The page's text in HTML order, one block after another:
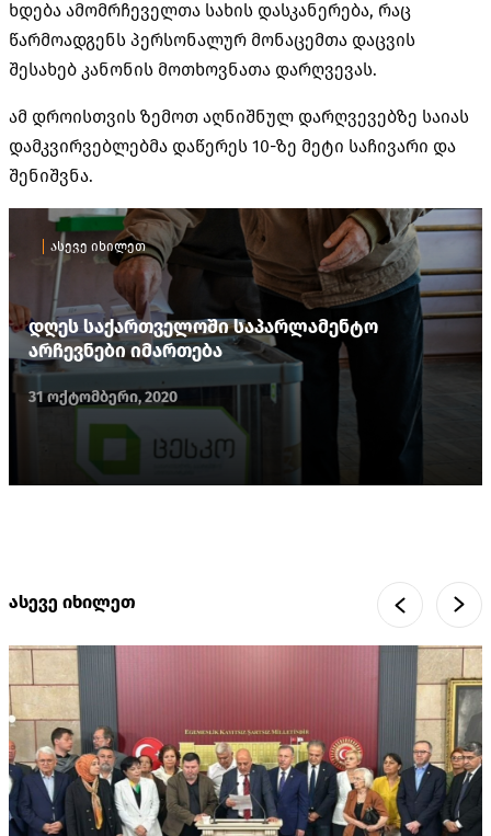
ხდება ამომრჩეველთა სახის დასკანერება, რაც
წარმოადგენს პერსონალურ მონაცემთა დაცვის
შესახებ კანონის მოთხოვნათა დარღვევას.
ამ დროისთვის ზემოთ აღნიშნულ დარღვევებზე საიას
დამკვირვებლებმა დაწერეს 10-ზე მეტი საჩივარი და
შენიშვნა.
ასევე იხილეთ
დღეს საქართველოში საპარლამენტო
არჩევნები იმართება
31 ოქტომბერი, 2020
ასევე იხილეთ